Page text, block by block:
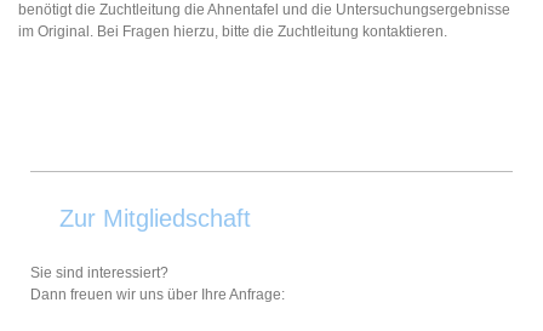
benötigt die Zuchtleitung die Ahnentafel und die Untersuchungsergebnisse
im Original. Bei Fragen hierzu, bitte die Zuchtleitung kontaktieren.
Zur Mitgliedschaft
Sie sind interessiert?
Dann freuen wir uns über Ihre Anfrage: